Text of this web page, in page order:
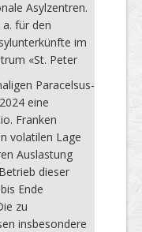
Asylzentren.
für den
im
«St. Peter
Paracelsus-
eine
Franken
volatilen Lage
Auslastung
dieser
Ende
zu
insbesondere